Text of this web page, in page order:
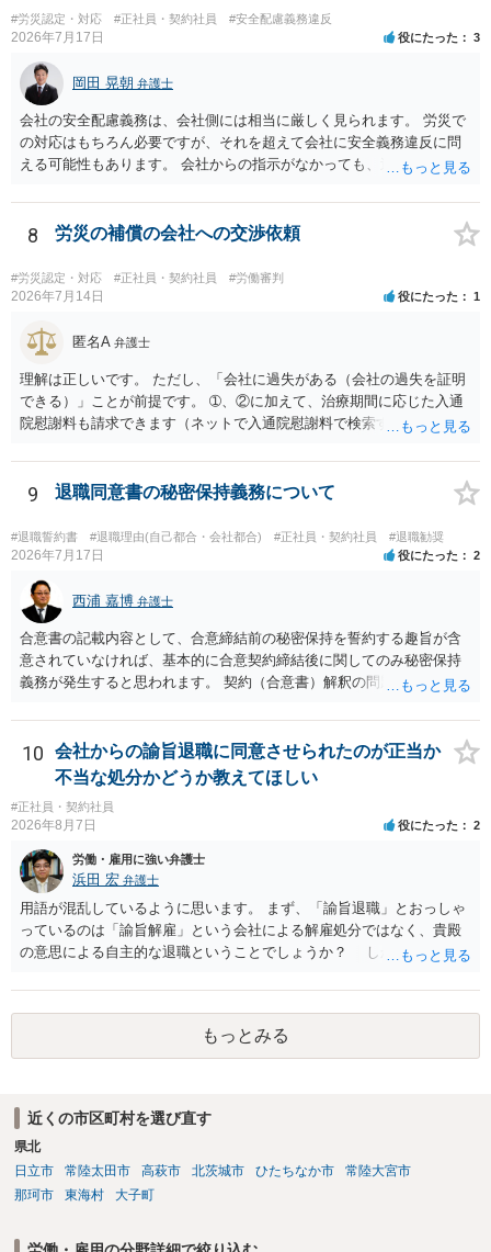
#労災認定・対応 #正社員・契約社員 #安全配慮義務違反
2026年7月17日 役にたった 3
岡田 晃朝 弁護士
会社の安全配慮義務は、会社側には相当に厳しく見られます。 労災で
の対応はもちろん必要ですが、それを超えて会社に安全義務違反に問
える可能性もあります。 会社からの指示がなかっても、逆に危険な作
実地指導をしていないことが問題になった事例もあります。ですの
で、指示が無ければ免責されるわけではありません。責任追及の交渉
8 労災の補償の会社への交渉依頼
#労災認定・対応 #正社員・契約社員 #労働審判
2026年7月14日 役にたった 1
匿名A 弁護士
理解は正しいです。 ただし、「会社に過失がある（会社の過失を証明
できる）」ことが前提です。 ➀、②に加えて、治療期間に応じた入通
院慰謝料も請求できます（ネットで入通院慰謝料で検索すると詳しい
後遺障害慰謝料も請求できます。これらは後遺障害の等級、あなたの
収入、年齢等で大きく変わりますので一般的にいくらとは言えませ
ん。 弁護士に依頼する費用はそれぞれの弁護士で異なるので個別に聞
いてみるしかありませんが、旧日弁連規準を使った着手金・成功報酬
方式と着手金ゼロまたは少額で成功報酬大目の方式のどちらかが多い
と思います（個々の弁護士次第なので一般化はできません）。 早めに
弁護士に直接面談で相談されることをお勧めします。
9 退職同意書の秘密保持義務について
#退職誓約書 #退職理由(自己都合・会社都合) #正社員・契約社員 #退職勧奨
2026年7月17日 役にたった 2
西浦 嘉博 弁護士
合意書の記載内容として、合意締結前の秘密保持を誓約する趣旨が含
意されていなければ、基本的に合意契約締結後に関してのみ秘密保持
義務が発生すると思われます。 契約（合意書）解釈の問題ですので、
場合、最寄りの法律事務所で相談されることを検討ください。
10
会社からの諭旨退職に同意させられたのが正当か
不当な処分かどうか教えてほしい
#正社員・契約社員
2026年8月7日 役にたった 2
労働・雇用に強い弁護士
浜田 宏 弁護士
用語が混乱しているように思います。 まず、「諭旨退職」とおっしゃ
っているのは「諭旨解雇」という会社による解雇処分ではなく、貴殿
の意思による自主的な退職ということでしょうか？ しかし、記載さ
す。 その場合、解雇には客観的で合理的な理由が必要であり、かつ
解雇という処分が社会通念上相当と認められない限り、解雇は無効で
す。 結局、貴殿のネット炎上の内容や原因、勤務先に与えた影響な
どを具体的に検討しなければ、何とも申し上げることができません。
士にご相談下さい。
もっとみる
近くの市区町村を選び直す
県北
日立市
常陸太田市 高萩市 北茨城市 ひたちなか市
常陸大宮市
那珂市
東海村 大子町